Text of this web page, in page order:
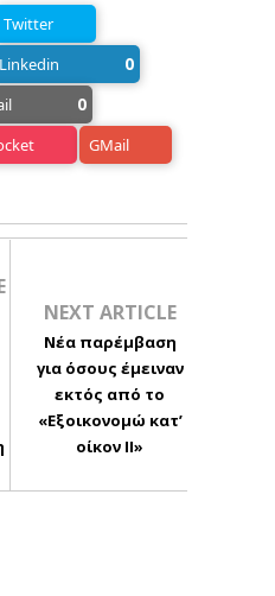
Twitter
Linkedin 0
0
GMail
NEXT ARTICLE
Νέα παρέμβαση
για όσους έμειναν
εκτός από το
«Εξοικονομώ κατ’
οίκον ΙΙ»